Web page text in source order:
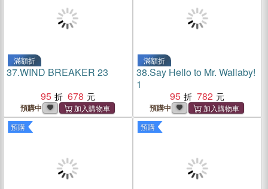
滿額折
37.WIND BREAKER 23
95
678
預購中
滿額折
38.Say Hello to Mr. Wallaby!
1
95
782
預購中
預購 預購